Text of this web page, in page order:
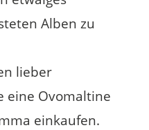
Alben zu
lieber
eine Ovomaltine
einkaufen.